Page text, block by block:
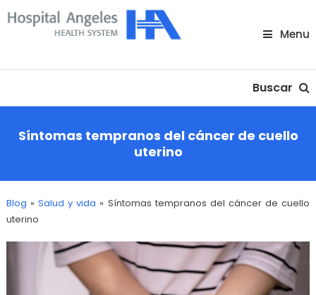
Skip
To
Menu
Buscar
Síntomas tempranos del cáncer de cuello
uterino
Blog »Salud y vida » Síntomas tempranos del cáncer de cuello
uterino